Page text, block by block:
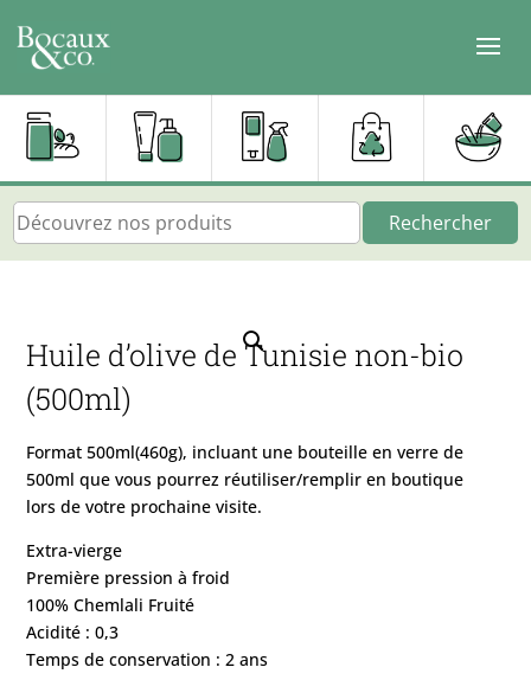
Rechercher
Huile d’olive de Tunisie non-bio
(500ml)
Format 500ml(460g), incluant une bouteille en verre de
500ml que vous pourrez réutiliser/remplir en boutique
lors de votre prochaine visite.
Extra-vierge
Première pression à froid
100% Chemlali Fruité
Acidité : 0,3
Temps de conservation : 2 ans